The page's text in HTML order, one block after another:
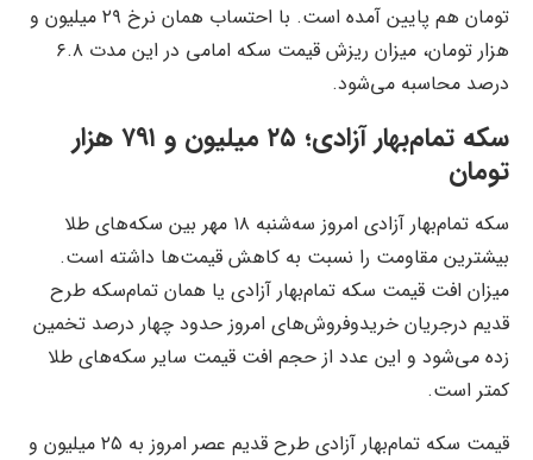
تومان هم پایین آمده است. با احتساب همان نرخ ۲۹ میلیون و
هزار تومان، میزان ریزش قیمت سکه امامی در این مدت ۶.۸
درصد محاسبه می‌شود.
سکه تمام‌بهار آزادی؛ ۲۵ میلیون و ۷۹۱ هزار
تومان
سکه تمام‌بهار آزادی امروز سه‌شنبه ۱۸ مهر بین سکه‌های طلا
بیشترین مقاومت را نسبت به کاهش قیمت‌ها داشته است.
میزان افت قیمت سکه تمام‌بهار آزادی یا همان تمام‌سکه طرح
قدیم درجریان خریدوفروش‌های امروز حدود چهار درصد تخمین
زده می‌شود و این عدد از حجم افت قیمت سایر سکه‌های طلا
کمتر است.
قیمت سکه تمام‌بهار آزادی طرح قدیم عصر امروز به ۲۵ میلیون و